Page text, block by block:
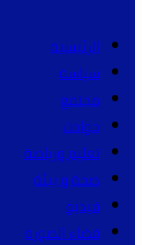
الرئيسية
سياسة
مجتمع
حوادث
تعليم ورياضة
صحة و بيئة
فيديو
فضاء الصورة